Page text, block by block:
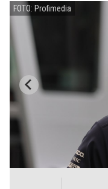
FOTO: Profimedia